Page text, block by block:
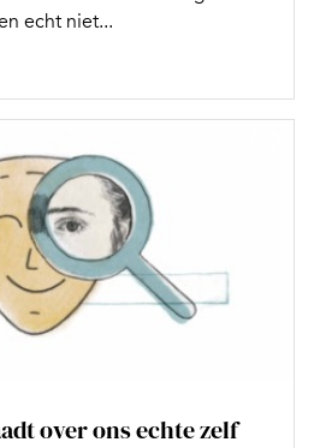
echt niet...
over ons echte zelf